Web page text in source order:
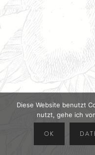
Diese Website benutzt
nutzt, gehe ich
OK